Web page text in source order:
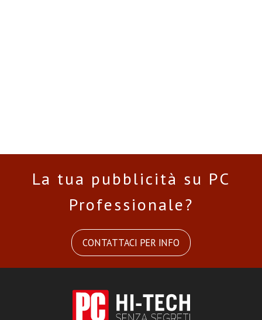
La tua pubblicità su PC
Professionale?
CONTATTACI PER INFO